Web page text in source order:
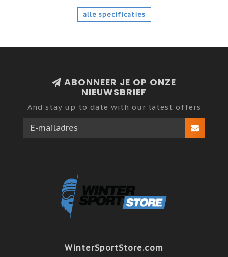
alle specificaties
ABONNEER JE OP ONZE
NIEUWSBRIEF
And stay up to date with our latest offers
WinterSportStore.com